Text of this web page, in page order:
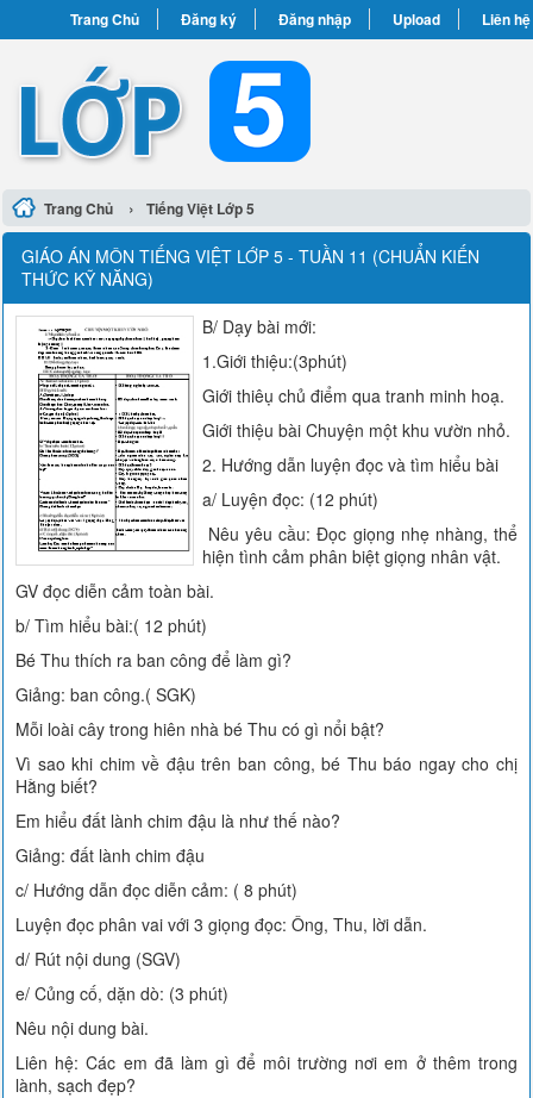
Trang Chủ Đăng ký Đăng nhập Upload Liên hệ
Trang Chủ › Tiếng Việt Lớp 5
GIÁO ÁN MÔN TIẾNG VIỆT LỚP 5 - TUẦN 11 (CHUẨN KIẾN
THỨC KỸ NĂNG)
B/ Dạy bài mới:
1.Giới thiệu:(3phút)
Giới thiêụ chủ điểm qua tranh minh hoạ.
Giới thiệu bài Chuyện một khu vườn nhỏ.
2. Hướng dẫn luyện đọc và tìm hiểu bài
a/ Luyện đọc: (12 phút)
Nêu yêu cầu: Đọc giọng nhẹ nhàng, thể
hiện tình cảm phân biệt giọng nhân vật.
GV đọc diễn cảm toàn bài.
b/ Tìm hiểu bài:( 12 phút)
Bé Thu thích ra ban công để làm gì?
Giảng: ban công.( SGK)
Mỗi loài cây trong hiên nhà bé Thu có gì nổi bật?
Vì sao khi chim về đậu trên ban công, bé Thu báo ngay cho chị
Hằng biết?
Em hiểu đất lành chim đậu là như thế nào?
Giảng: đất lành chim đậu
c/ Hướng dẫn đọc diễn cảm: ( 8 phút)
Luyện đọc phân vai với 3 giọng đọc: Ông, Thu, lời dẫn.
d/ Rút nội dung (SGV)
e/ Củng cố, dặn dò: (3 phút)
Nêu nội dung bài.
Liên hệ: Các em đã làm gì để môi trường nơi em ở thêm trong
lành, sạch đẹp?